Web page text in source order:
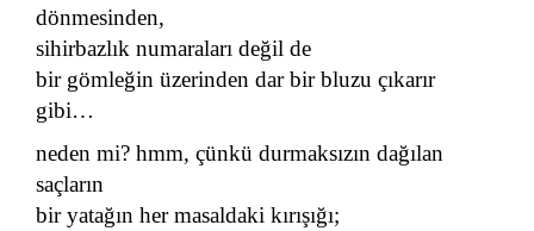
dönmesinden,
sihirbazlık numaraları değil de
bir gömleğin üzerinden dar bir bluzu çıkarır
gibi…
neden mi? hmm, çünkü durmaksızın dağılan
saçların
bir yatağın her masaldaki kırışığı;